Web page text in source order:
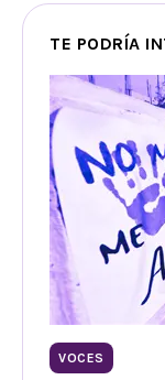
TE PODRÍA
VOCES